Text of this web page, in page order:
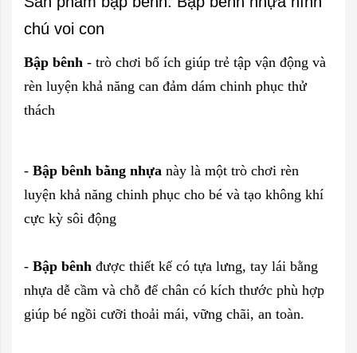
chú voi con
Bập bênh - trò chơi bổ ích giúp trẻ tập vận động và
rèn luyện khả năng can đảm dám chinh phục thử
thách
- Bập bênh bằng nhựa này là một trò chơi rèn
luyện khả năng chinh phục cho bé và tạo không khí
cực kỳ sôi động
- Bập bênh được thiết kế có tựa lưng, tay lái bằng
nhựa dễ cầm và chỗ để chân có kích thước phù hợp
giúp bé ngồi cưỡi thoải mái, vững chãi, an toàn.